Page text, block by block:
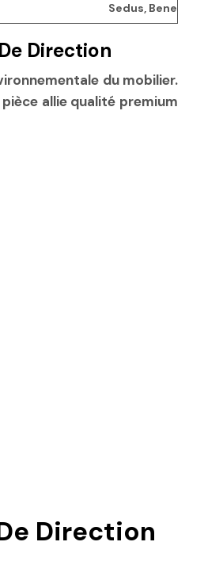
Sedus, Bene
Direction
du mobilier.
allie qualité premium
Direction